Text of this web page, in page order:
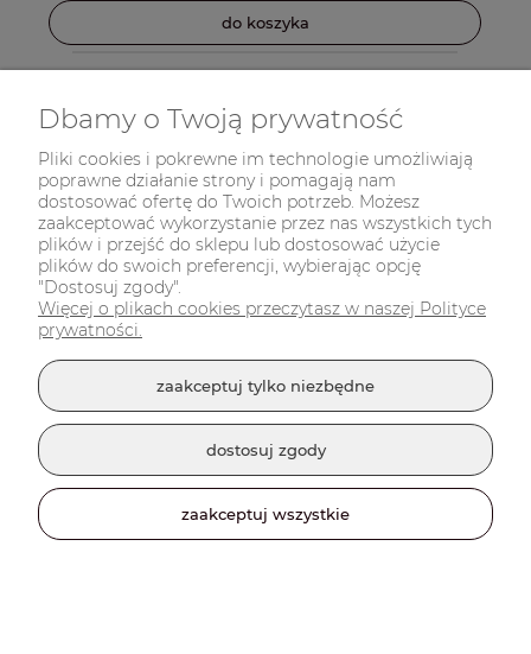
do koszyka
Dbamy o Twoją prywatność
Pliki cookies i pokrewne im technologie umożliwiają
poprawne działanie strony i pomagają nam
dostosować ofertę do Twoich potrzeb. Możesz
zaakceptować wykorzystanie przez nas wszystkich tych
plików i przejść do sklepu lub dostosować użycie
plików do swoich preferencji, wybierając opcję
"Dostosuj zgody".
Więcej o plikach cookies przeczytasz w naszej Polityce
prywatności.
zaakceptuj tylko niezbędne
dostosuj zgody
zaakceptuj wszystkie